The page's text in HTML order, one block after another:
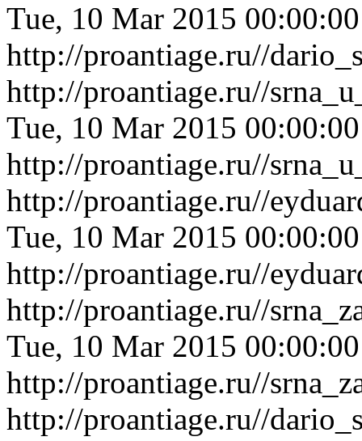
Tue, 10 Mar 2015
http://proantiage.ru//
http://proantiage.ru//
Tue, 10 Mar 2015
http://proantiage.ru//
http://proantiage.ru//
Tue, 10 Mar 2015
http://proantiage.ru//
http://proantiage.ru//
Tue, 10 Mar 2015
http://proantiage.ru//
http://proantiage.ru//